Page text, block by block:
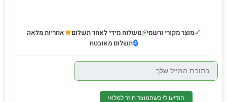
✓מוצר מקורי ורשמי⚡משלוח מידי לאחר תשלום★אחריות מלאה
🔒תשלום מאובטח
הודיעו לי כשהמוצר חוזר למלאי